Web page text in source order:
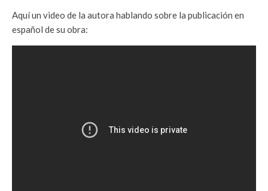
Aquí un video de la autora hablando sobre la publicación en
español de su obra: